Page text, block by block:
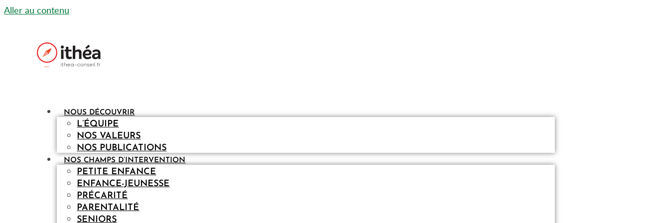
Aller au contenu
NOUS DÉCOUVRIR
L’ÉQUIPE
NOS VALEURS
NOS PUBLICATIONS
NOS CHAMPS D’INTERVENTION
PETITE ENFANCE
ENFANCE-JEUNESSE
PRÉCARITÉ
PARENTALITÉ
SENIORS